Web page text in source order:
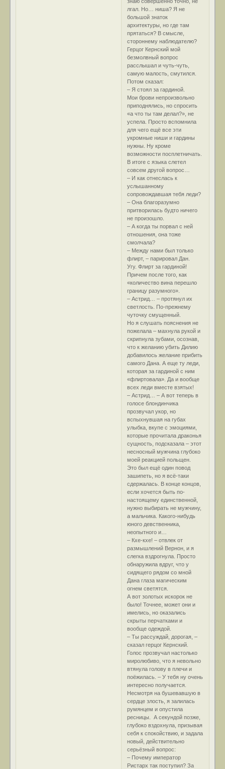
лгал. Но… ниша? Я не
большой знаток
архитектуры, но где там
прятаться? В смысле,
стороннему наблюдателю?
Герцог Кернский мой
безмолвный вопрос
расслышал и чуть-чуть,
самую малость, смутился.
Потом сказал:
– Я стоял за гардиной.
Мои брови непроизвольно
приподнялись, но спросить
«а что ты там делал?», не
успела. Просто вспомнила
для чего ещё все эти
укромные ниши и гардины
нужны. Ну кроме
возможности посплетничать.
В итоге с языка слетел
совсем другой вопрос…
– И как отнеслась к
услышанному
сопровождавшая тебя леди?
– Она благоразумно
притворилась будто ничего
не произошло.
– А когда ты порвал с ней
отношения, она тоже
смолчала?
– Между нами был только
флирт, – парировал Дан.
Угу. Флирт за гардиной!
Причем после того, как
«количество вина перешло
границу разумного».
– Астрид… – протянул их
светлость. По-прежнему
чуточку смущенный.
Но я слушать пояснения не
пожелала – махнула рукой и
скрипнула зубами, осознав,
что к желанию убить Дилию
добавилось желание прибить
самого Дана. А еще ту леди,
которая за гардиной с ним
«флиртовала». Да и вообще
всех леди вместе взятых!
– Астрид… – А вот теперь в
голосе блондинчика
прозвучал укор, но
вспыхнувшая на губах
улыбка, вкупе с эмоциями,
которые прочитала драконья
сущность, подсказала – этот
несносный мужчина глубоко
моей реакцией польщен.
Это был ещё один повод
зашипеть, но я всё-таки
сдержалась. В конце концов,
если хочется быть по-
настоящему единственной,
нужно выбирать не мужчину,
а мальчика. Какого-нибудь
юного девственника,
неопытного и…
– Кхе-кхе! – отвлек от
размышлений Вернон, и я
слегка вздрогнула. Просто
обнаружила вдруг, что у
сидящего рядом со мной
Дана глаза магическим
огнем светятся.
А вот золотых искорок не
было! Точнее, может они и
имелись, но оказались
скрыты перчатками и
вообще одеждой.
– Ты рассуждай, дорогая, –
сказал герцог Кернский.
Голос прозвучал настолько
миролюбиво, что я невольно
втянула голову в плечи и
поёжилась. – У тебя ну очень
интересно получается.
Несмотря на бушевавшую в
сердце злость, я залилась
румянцем и опустила
ресницы. А секундой позже,
глубоко вздохнула, призывая
себя к спокойствию, и задала
новый, действительно
серьёзный вопрос:
– Почему император
Ристарх так поступил? За